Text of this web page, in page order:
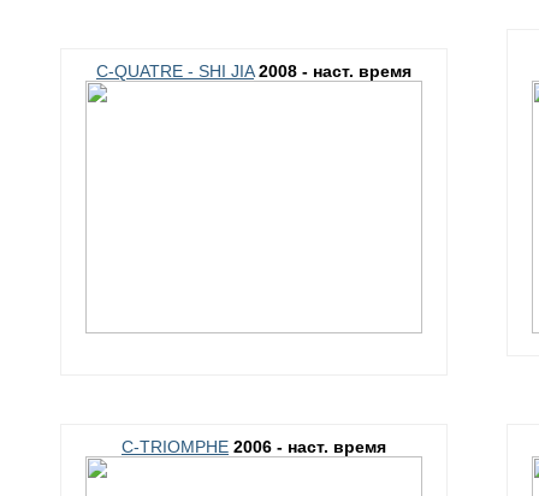
C-QUATRE - SHI JIA 2008 - наст. время
C-TRIOMPHE 2006 - наст. время